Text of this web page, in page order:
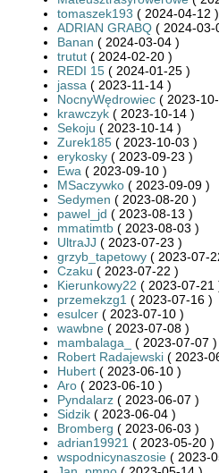
tomaszek193 ( 2024-04-12 )
ADRIAN GRABQ ( 2024-03-
Banan ( 2024-03-04 )
trutut ( 2024-02-20 )
REDI 15 ( 2024-01-25 )
jassa ( 2023-11-14 )
NocnyWędrowiec ( 2023-
krawczyk ( 2023-10-14 )
Sekoju ( 2023-10-14 )
Zurek185 ( 2023-10-03 )
erykosky ( 2023-09-23 )
Ewa ( 2023-09-10 )
MSaczywko ( 2023-09-09 )
Sedymen ( 2023-08-20 )
pawel_jd ( 2023-08-13 )
mmatimtb ( 2023-08-03 )
UltraJJ ( 2023-07-23 )
grzyb_tapetowy ( 2023-07-
Czaku ( 2023-07-22 )
Kierunkowy22 ( 2023-07-21
przemekzg1 ( 2023-07-16 )
esulcer ( 2023-07-10 )
wawbne ( 2023-07-08 )
mambalaga_
( 2023-07-07 )
Robert Radajewski ( 2023-
Hubert ( 2023-06-10 )
Aro ( 2023-06-10 )
Pyndalarz ( 2023-06-07 )
Sidzik ( 2023-06-04 )
Bromberg ( 2023-06-03 )
adrian19921 ( 2023-05-20 )
wspodnicynaszosie ( 2023-